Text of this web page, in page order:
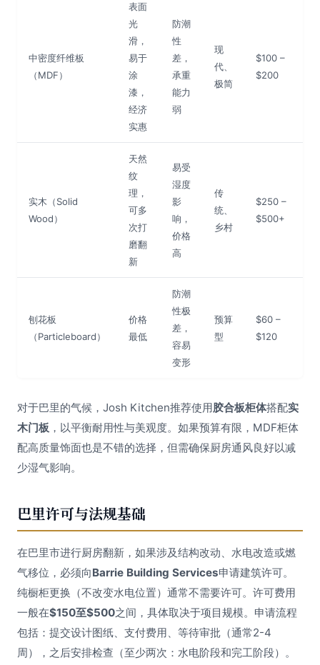
中密度纤维板
（MDF）
表面
光
滑，
易于
涂
漆，
经济
实惠
防潮
性
差，
承重
能力
弱
现
代、
极简
$100 –
$200
实木（Solid
Wood）
天然
纹
理，
可多
次打
磨翻
新
易受
湿度
影
响，
价格
高
传
统、
乡村
$250 –
$500+
刨花板
（Particleboard）
价格
最低
防潮
性极
差，
容易
变形
预算
型
$60 –
$120
对于巴里的气候，Josh Kitchen推荐使用胶合板柜体搭配实
木门板 ，以平衡耐用性与美观度。如果预算有限，MDF柜体
配高质量饰面也是不错的选择，但需确保厨房通风良好以减
少湿气影响。
巴里许可与法规基础
在巴里市进行厨房翻新，如果涉及结构改动、水电改造或燃
气移位，必须向Barrie Building Services申请建筑许可。
纯橱柜更换（不改变水电位置）通常不需要许可。许可费用
一般在$150至$500之间，具体取决于项目规模。申请流程
包括：提交设计图纸、支付费用、等待审批（通常2-4
周），之后安排检查（至少两次：水电阶段和完工阶段）。